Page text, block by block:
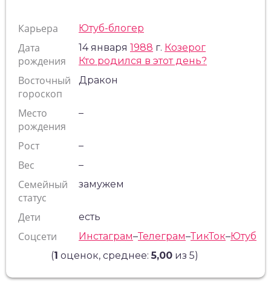
Карьера Ютуб-блогер
Дата
рождения
14 января 1988 г. Козерог
Кто родился в этот день?
Восточный
гороскоп
Дракон
Место
рождения
–
Рост –
Вес –
Семейный
статус
замужем
Дети есть
Соцсети Инстаграм–Телеграм–ТикТок–Ютуб
(1 оценок, среднее:5,00 из 5)